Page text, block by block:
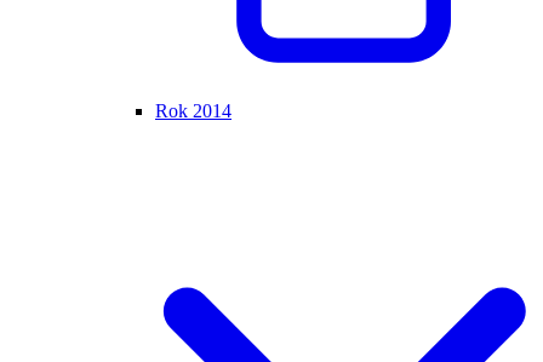
Rok 2014